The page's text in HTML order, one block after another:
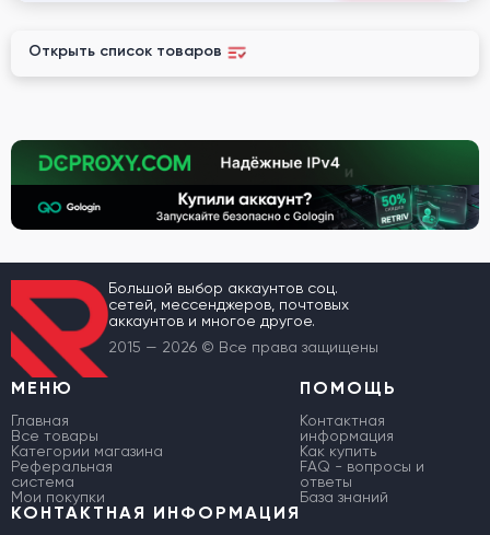
Открыть список товаров
Большой выбор аккаунтов соц.
сетей, мессенджеров, почтовых
аккаунтов и многое другое.
2015 — 2026 © Все права защищены
МЕНЮ
Главная
Все товары
Категории магазина
Реферальная
система
Мои покупки
ПОМОЩЬ
Контактная
информация
Как купить
FAQ - вопросы и
ответы
База знаний
КОНТАКТНАЯ ИНФОРМАЦИЯ